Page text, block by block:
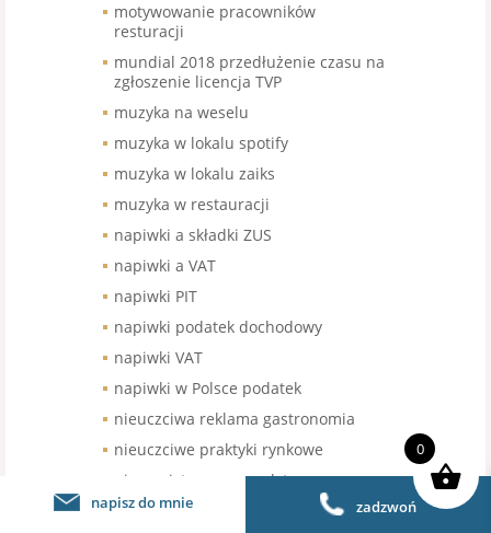
motywowanie pracowników
resturacji
mundial 2018 przedłużenie czasu na
zgłoszenie licencja TVP
muzyka na weselu
muzyka w lokalu spotify
muzyka w lokalu zaiks
muzyka w restauracji
napiwki a składki ZUS
napiwki a VAT
napiwki PIT
napiwki podatek dochodowy
napiwki VAT
napiwki w Polsce podatek
nieuczciwa reklama gastronomia
nieuczciwe praktyki rynkowe
niezarejstrowany znak towarowy
franczyza
napisz do mnie zadzwoń
0